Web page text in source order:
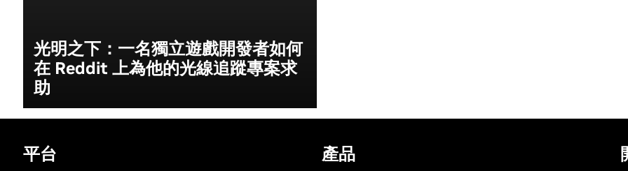
光明之下：一名獨立遊戲開發者如何
在 Reddit 上為他的光線追蹤專案求
助
平台 產品